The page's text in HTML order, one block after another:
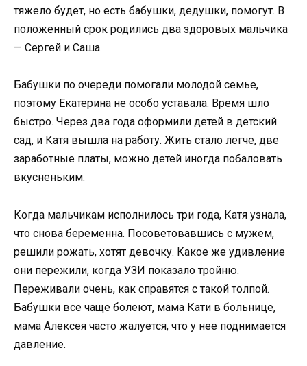
тяжело будет, но есть бабушки, дедушки, помогут. В
положенный срок родились два здоровых мальчика
— Сергей и Саша.
Бабушки по очереди помогали молодой семье,
поэтому Екатерина не особо уставала. Время шло
быстро. Через два года оформили детей в детский
сад, и Катя вышла на работу. Жить стало легче, две
заработные платы, можно детей иногда побаловать
вкусненьким.
Когда мальчикам исполнилось три года, Катя узнала,
что снова беременна. Посоветовавшись с мужем,
решили рожать, хотят девочку. Какое же удивление
они пережили, когда УЗИ показало тройню.
Переживали очень, как справятся с такой толпой.
Бабушки все чаще болеют, мама Кати в больнице,
мама Алексея часто жалуется, что у нее поднимается
давление.